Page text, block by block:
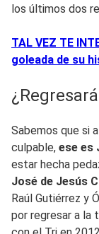
los últimos dos
TAL VEZ TE
goleada de su
Sabemos que si
culpable, ese es
estar hecha
José de Jesús
Raúl Gutiérrez y
por regresar a la